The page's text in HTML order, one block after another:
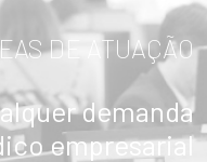
DE ATUAÇÃO
demanda
empresarial